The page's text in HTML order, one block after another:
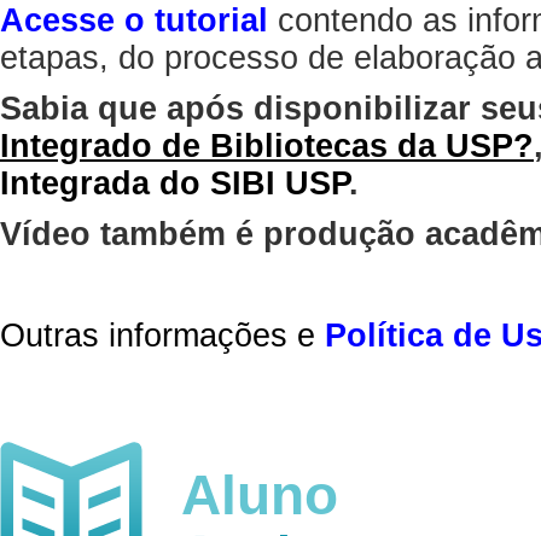
Acesse o tutorial contendo as
etapas, do processo de elaboração
Sabia que após disponibilizar
Integrado de Bibliotecas da USP?
Integrada do SIBI USP.
Vídeo também é produção
Outras informações e Política de
Aluno